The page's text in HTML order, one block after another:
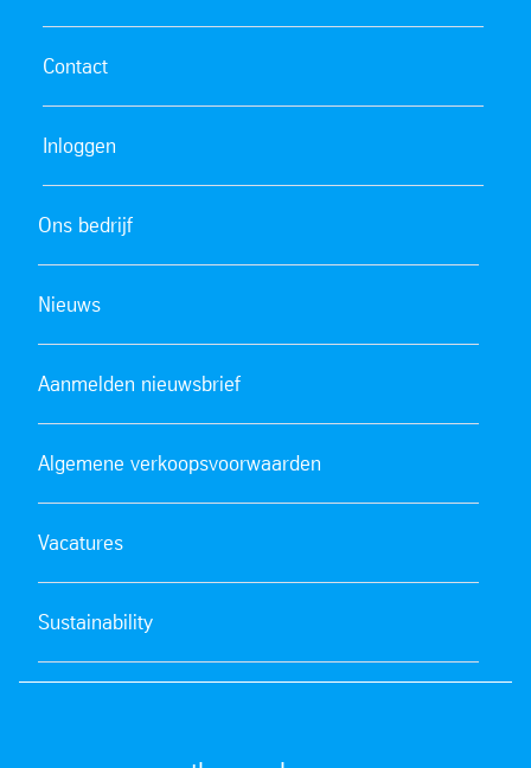
Contact
Inloggen
Ons bedrijf
Nieuws
Aanmelden nieuwsbrief
Algemene verkoopsvoorwaarden
Vacatures
Sustainability